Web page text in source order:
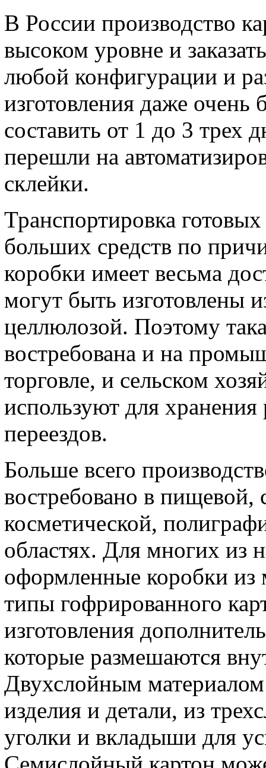
В России производство
высоком уровне и
любой конфигурации и
изготовления даже
составить от 1 до 3 трех
перешли на
склейки.
Транспортировка
больших средств по
коробки имеет весьма
могут быть изготовлены
целлюлозой. Поэтому
востребована и на
торговле, и сельском
используют для
переездов.
Больше всего
востребовано в
косметической,
областях. Для многих из
оформленные коробки из
типы гофрированного
изготовления
которые размешаются
Двухслойным
изделия и детали, из
уголки и вкладыши для